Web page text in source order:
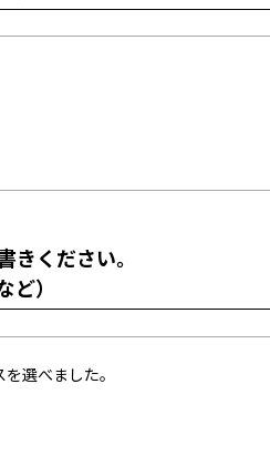
ください。
）
選べました。